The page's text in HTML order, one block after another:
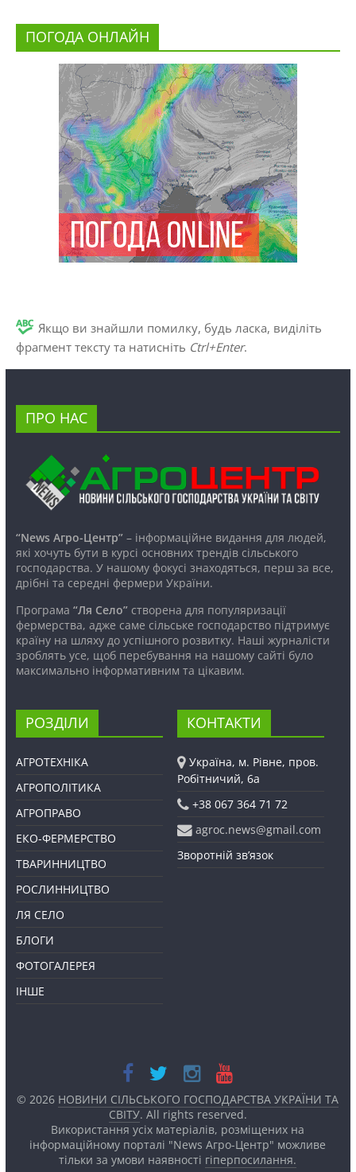
ПОГОДА ОНЛАЙН
Якщо ви знайшли помилку, будь ласка, виділіть
фрагмент тексту та натисніть Ctrl+Enter.
ПРО НАС
“News Агро-Центр”– інформаційне видання для людей,
які хочуть бути в курсі основних трендів сільського
господарства. У нашому фокусі знаходяться, перш за все,
дрібні та середні фермери України.
Програма “Ля Село”створена для популяризації
фермерства, адже саме сільське господарство підтримує
країну на шляху до успішного розвитку. Наші журналісти
зроблять усе, щоб перебування на нашому сайті було
максимально інформативним та цікавим.
РОЗДІЛИ
АГРОТЕХНІКА
АГРОПОЛІТИКА
АГРОПРАВО
ЕКО-ФЕРМЕРСТВО
ТВАРИННИЦТВО
РОСЛИННИЦТВО
ЛЯ СЕЛО
БЛОГИ
ФОТОГАЛЕРЕЯ
ІНШЕ
КОНТАКТИ
Україна, м. Рівне, пров.
Робітничий, 6а
+38 067 364 71 72
agroc.news@gmail.com
Зворотній зв’язок
© 2026 НОВИНИ СІЛЬСЬКОГО ГОСПОДАРСТВА УКРАЇНИ ТА
СВІТУ. All rights reserved.
Використання усіх матеріалів, розміщених на
інформаційному порталі "News Агро-Центр" можливе
тільки за умови наявності гіперпосилання.